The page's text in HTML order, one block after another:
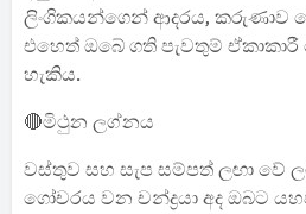
ලිංගිකයන්ගෙන් ආදරය, කරුණාව
එහෙත් ඔබේ ගති පැවතුම්
හැකිය.
🔴මිථුන ලග්නය
වස්තුව සහ සැප සම්පත් ලඟා වේ
ගෝචරය වන චන්ද්‍රයා අද ඔබට